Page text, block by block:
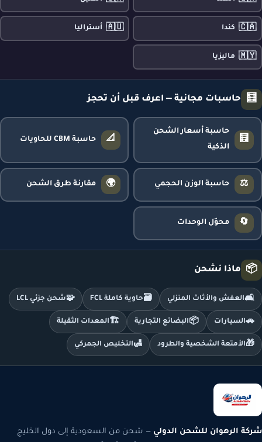
🇨🇦 كندا 🇦🇺 أستراليا
🇲🇾 ماليزيا
🧮 حاسبات مجانية — اعرف قبل أن تحجز
🧮
حاسبة أسعار الشحن
الذكية
📐 حاسبة CBM للحاويات
⚖️ حاسبة الوزن الحجمي 🌍 مقارنة طرق الشحن
🔄 محوّل الوحدات
📦 ماذا نشحن
🛋️العفش والأثاث المنزلي 🗃️حاوية كاملة FCL 🧩شحن جزئي LCL
🚗السيارات 📦البضائع التجارية 🏗️ المعدات الثقيلة
🎁الأمتعة الشخصية والطرود 🛃التخليص الجمركي
شركة الرهوان للشحن الدولي — شحن من السعودية إلى دول الخليج